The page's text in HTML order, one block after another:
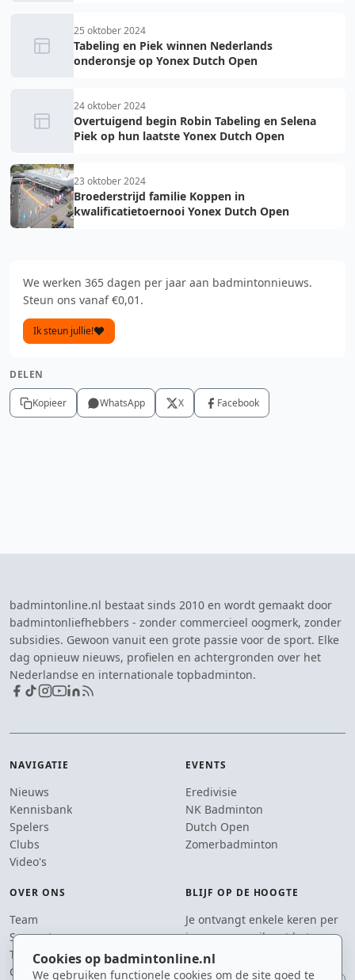
Cookies op badmintonline.nl
We gebruiken functionele cookies om de site goed te
25 oktober 2024
Tabeling en Piek winnen Nederlands
onderonsje op Yonex Dutch Open
24 oktober 2024
Overtuigend begin Robin Tabeling en Selena
Piek op hun laatste Yonex Dutch Open
23 oktober 2024
Broederstrijd familie Koppen in
kwalificatietoernooi Yonex Dutch Open
We werken 365 dagen per jaar aan badmintonnieuws.
Steun ons vanaf €0,01.
Ik steun jullie!
DELEN
Kopieer WhatsApp X Facebook
badmintonline.nl bestaat sinds 2010 en wordt gemaakt door
badmintonliefhebbers - zonder commercieel oogmerk, zonder
subsidies. Gewoon vanuit een grote passie voor de sport. Elke
dag opnieuw nieuws, profielen en achtergronden over het
Nederlandse en internationale topbadminton.
NAVIGATIE
Nieuws
Kennisbank
Spelers
Clubs
Video's
EVENTS
Eredivisie
NK Badminton
Dutch Open
Zomerbadminton
OVER ONS
Team
Supporters
Tip de redactie
Contact
BLIJF OP DE HOOGTE
Je ontvangt enkele keren per
jaar een e-mail met het
laatste badmintonnieuws.